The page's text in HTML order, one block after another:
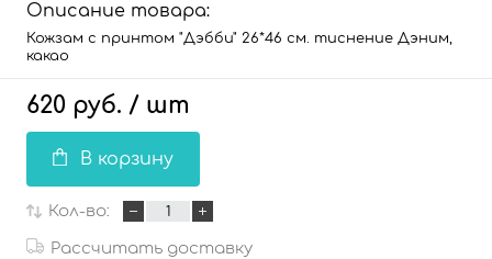
Описание товара:
Кожзам с принтом "Дэбби" 26*46 см. тиснение Дэним,
какао
620 руб. / шт
В корзину
Кол-во:
Рассчитать доставку